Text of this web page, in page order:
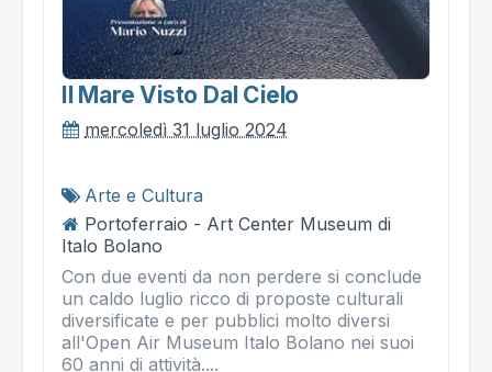
Il Mare Visto Dal Cielo
mercoledì 31 luglio 2024
Arte e Cultura
Portoferraio - Art Center Museum di
Italo Bolano
Con due eventi da non perdere si conclude
un caldo luglio ricco di proposte culturali
diversificate e per pubblici molto diversi
all'Open Air Museum Italo Bolano nei suoi
60 anni di attività....